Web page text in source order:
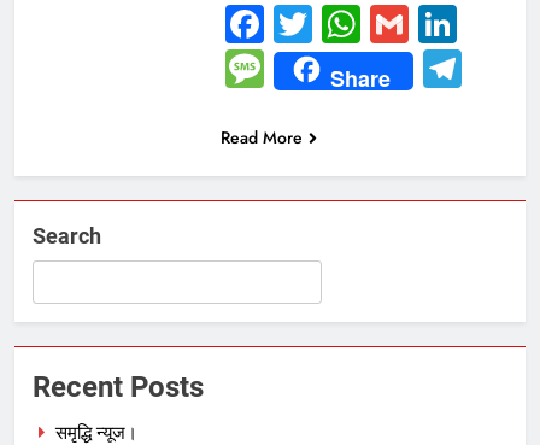
Facebook
TwitterGmail
Message
Share
Read More
Search
Recent Posts
समृद्धि न्यूज।